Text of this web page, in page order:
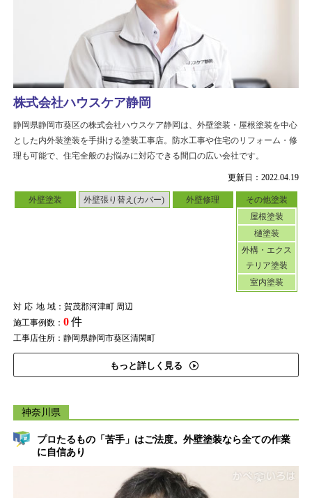
更新日：2022.04.19
外壁塗装 外壁張り替え(カバー) 外壁修理
その他塗装
屋根塗装
樋塗装
外構・エクス
テリア塗装
室内塗装
対応地域：賀茂郡河津町 周辺
施工事例数： 0件
工事店住所：静岡県静岡市葵区清閑町
もっと詳しく見る
株式会社ハウスケア静岡
静岡県静岡市葵区の株式会社ハウスケア静岡は、外壁塗装・屋根塗装を中心
とした内外装塗装を手掛ける塗装工事店。防水工事や住宅のリフォーム・修
理も可能で、住宅全般のお悩みに対応できる間口の広い会社です。
神奈川県
プロたるもの「苦手」はご法度。外壁塗装なら全ての作業
に自信あり